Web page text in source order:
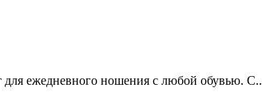
для ежедневного ношения с любой обувью. С..